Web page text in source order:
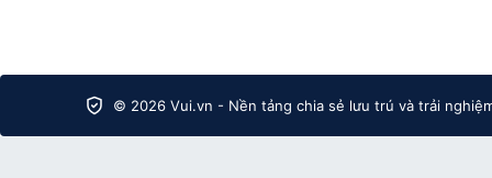
© 2026 Vui.vn - Nền tảng chia sẻ lưu trú và trải